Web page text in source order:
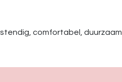
comfortabel, duurzaam